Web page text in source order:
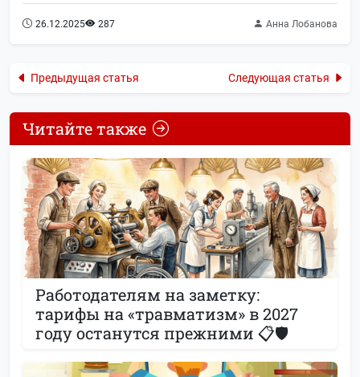
26.12.2025 287 Анна Лобанова
Предыдущая статья Следующая статья
Читайте также
Работодателям на заметку:
тарифы на «травматизм» в 2027
году останутся прежними 📋🛡️